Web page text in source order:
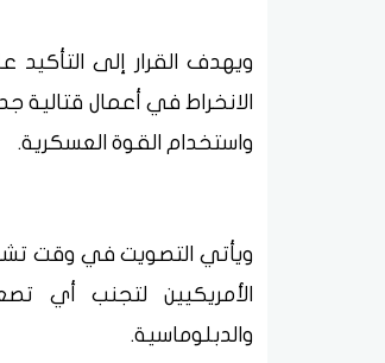
ويهدف القرار إلى
الانخراط في أعمال قتالية
واستخدام القوة العسكرية.
ويأتي التصويت في وقت
الأمريكيين لتجنب أي
والدبلوماسية.